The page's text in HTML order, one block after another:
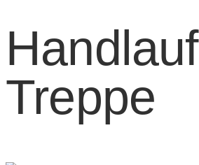
Handlauf
Treppe